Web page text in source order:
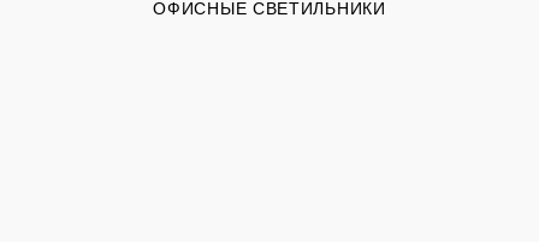
ОФИСНЫЕ СВЕТИЛЬНИКИ